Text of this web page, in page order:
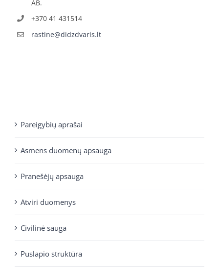
AB.
+370 41 431514
rastine@didzdvaris.lt
Pareigybių aprašai
Asmens duomenų apsauga
Pranešėjų apsauga
Atviri duomenys
Civilinė sauga
Puslapio struktūra